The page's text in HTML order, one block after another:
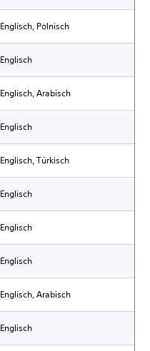
Englisch, Polnisch
Englisch
Englisch, Arabisch
Englisch
Englisch, Türkisch
Englisch
Englisch
Englisch
Englisch, Arabisch
Englisch